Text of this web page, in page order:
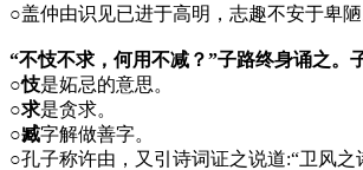
○盖仲由识见已进于高明，志趣不安于卑
“不忮不求，何用不减？”子路终身诵之。
○忮是妬忌的意思。
○求是贪求。
○臧字解做善字。
○孔子称许由，又引诗词证之说道:“卫风